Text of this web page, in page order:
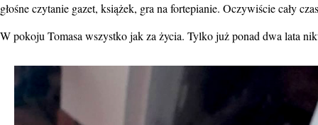
głośne czytanie gazet, książek, gra na fortepianie. Oczywiście cały
W pokoju Tomasa wszystko jak za życia. Tylko już ponad dwa lata